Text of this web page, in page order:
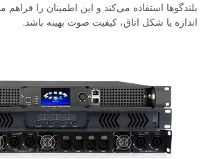
بلندگوها استفاده می‌کند و این اطمینان را
اندازه یا شکل اتاق، کیفیت صوت بهینه باشد.